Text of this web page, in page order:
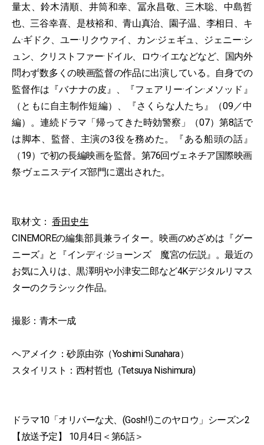
量太、鈴木清順、井筒和幸、冨永昌敬、三木聡、中島哲
也、三谷幸喜、是枝裕和、青山真治、園子温、李相日、キ
ム·ギドク、ユー·リクウァイ、カン·ジェギュ、ジェニー·シ
ュン、クリストファー·ドイル、ロウ·イエなどなど、国内外
問わず数多くの映画監督の作品に出演している。自身での
監督作は『バナナの皮』、『フェアリー·イン·メソッド』
（ともに自主制作短編）、『さくらな人たち』（09／中
編）。連続ドラマ「帰ってきた時効警察」（07）第8話で
は脚本、監督、主演の3役を務めた。『ある船頭の話』
（19）で初の長編映画を監督。第76回ヴェネチア国際映画
祭·ヴェニス·デイズ部門に選出された。
取材·文： 香田史生
CINEMOREの編集部員兼ライター。映画のめざめは『グー
ニーズ』と『インディ·ジョーンズ 魔宮の伝説』。最近の
お気に入りは、黒澤明や小津安二郎など4Kデジタルリマス
ターのクラシック作品。
撮影：青木一成
ヘアメイク：砂原由弥（Yoshimi Sunahara）
スタイリスト：西村哲也（Tetsuya Nishimura)
ドラマ10「オリバーな犬、(Gosh!!)このヤロウ」シーズン2
【放送予定】 10月4日＜第6話＞